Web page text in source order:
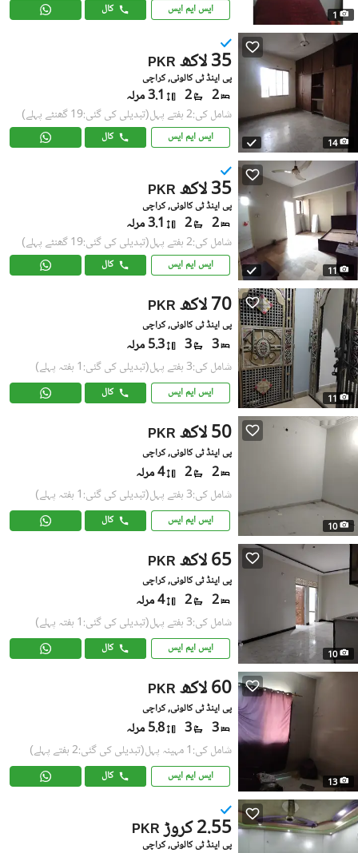
1 ایس ایم ایس کال
14
PKR 35 لاکھ
پی اینڈ ٹی کالونی, کراچی
2
2 3.1 مرلہ
شامل کی:2 ہفتے پہل (تبدیلی کی گئی:19 گھنٹے پہلے)
ایس ایم ایس کال
11
PKR 35 لاکھ
پی اینڈ ٹی کالونی, کراچی
2
2 3.1 مرلہ
شامل کی:2 ہفتے پہل (تبدیلی کی گئی:19 گھنٹے پہلے)
ایس ایم ایس کال
11
PKR 70 لاکھ
پی اینڈ ٹی کالونی, کراچی
3
3 5.3 مرلہ
شامل کی:3 ہفتے پہل (تبدیلی کی گئی:1 ہفتہ پہلے)
ایس ایم ایس کال
10
PKR 50 لاکھ
پی اینڈ ٹی کالونی, کراچی
2
2 4 مرلہ
شامل کی:3 ہفتے پہل (تبدیلی کی گئی:1 ہفتہ پہلے)
ایس ایم ایس کال
10
PKR 65 لاکھ
پی اینڈ ٹی کالونی, کراچی
2
2 4 مرلہ
شامل کی:3 ہفتے پہل (تبدیلی کی گئی:1 ہفتہ پہلے)
ایس ایم ایس کال
13
PKR 60 لاکھ
پی اینڈ ٹی کالونی, کراچی
3
3 5.8 مرلہ
شامل کی:1 مہینہ پہل (تبدیلی کی گئی:2 ہفتے پہلے)
ایس ایم ایس کال
PKR 2.55 کروڑ
پی اینڈ ٹی کالونی, کراچی